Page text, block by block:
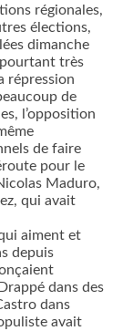
régionales,
élections,
dimanche
très
répression
de
l’opposition
de faire
pour le
Maduro,
qui avait
aiment et
depuis
dans des
dans
avait